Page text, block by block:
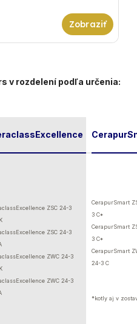
v rozdelení podľa určenia:
ZSC 24-3
ZSC 24-3
ZWC 24-3
ZWC 24-3
CerapurSmart
3 C*
CerapurSmart
3 C*
CerapurSmart
24-3 C
*kotly aj v